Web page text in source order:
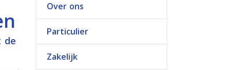
de
Over ons
Particulier
Zakelijk